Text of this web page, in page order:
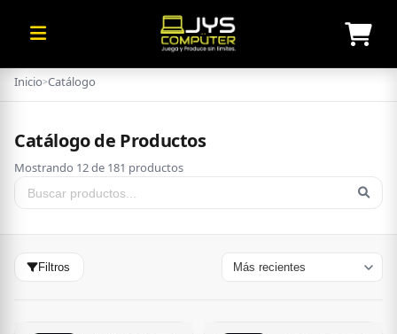
Inicio>Catálogo
Catálogo de Productos
Mostrando 12 de 181 productos
Filtros